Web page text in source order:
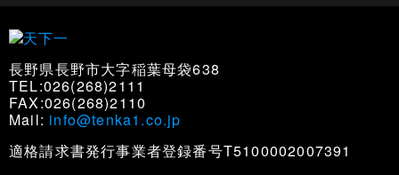
長野県長野市大字稲葉母袋638
TEL:026(268)2111
FAX:026(268)2110
Mail: info@tenka1.co.jp
適格請求書発行事業者登録番号T5100002007391